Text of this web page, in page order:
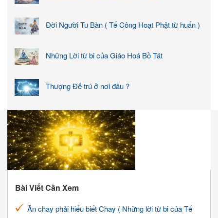
Đời Người Tu Bàn ( Tế Công Hoạt Phật từ huấn )
Những Lời từ bi của Giáo Hoá Bồ Tát
Thượng Đế trú ở nơi đâu ?
Bài Viết Cần Xem
Ăn chay phải hiểu biết Chay ( Những lời từ bi của Tế